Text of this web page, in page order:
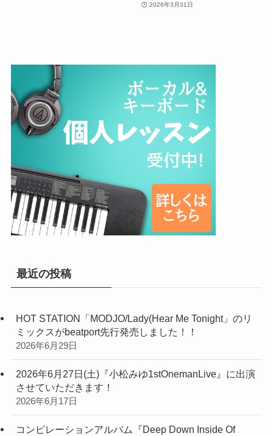
2026年3月31日
最近の投稿
HOT STATION「MODJO/Lady(Hear Me Tonight」のリ
ミックスがbeatport先行発売しました！！
2026年6月29日
2026年6月27日(土)『小松みゆ1stOnemanLive』に出演
させていただきます！
2026年6月17日
コンピレーションアルバム『Deep Down Inside Of